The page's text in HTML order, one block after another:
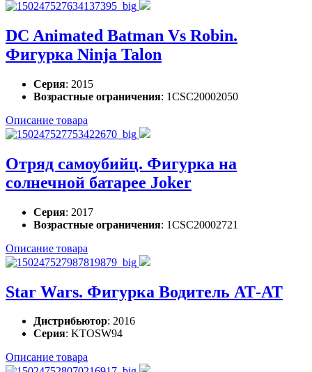
DC Animated Batman Vs Robin.
Фигурка Ninja Talon
Серия: 2015
Возрастные ограничения: 1CSC20002050
Описание товара
Отряд самоубийц. Фигурка на
солнечной батарее Joker
Серия: 2017
Возрастные ограничения: 1CSC20002721
Описание товара
Star Wars. Фигурка Водитель АТ-АТ
Дистрибьютор: 2016
Серия: KTOSW94
Описание товара